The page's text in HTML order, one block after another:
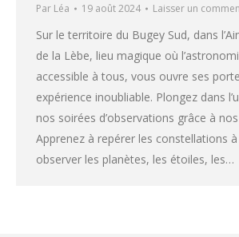
Par Léa 19 août 2024 Laisser un
Sur le territoire du Bugey Sud, dans
de la Lèbe, lieu magique où
accessible à tous, vous ouvre ses
expérience inoubliable. Plongez dans
nos soirées d’observations grâce à
Apprenez à repérer les constellations
observer les planètes, les étoiles, les…